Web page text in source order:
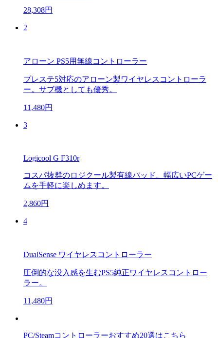
28,308円
2
アローン PS5用無線コントローラー
プレステ5対応のアローン製ワイヤレスコントローラ
ー。サブ機としても優秀。
11,480円
3
Logicool G F310r
コスパ抜群のロジクール製有線パッド。幅広いPCゲー
ムを手軽に楽しめます。
2,860円
4
DualSense ワイヤレスコントローラー
圧倒的な没入感を生むPS5純正ワイヤレスコントロー
ラー。
11,480円
PC/Steamコントローラーおすすめ20選はこちら